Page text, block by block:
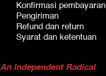
Konfirmasi pembayaran
Pengiriman
Refund dan return
Syarat dan ketentuan
An Independent Radical